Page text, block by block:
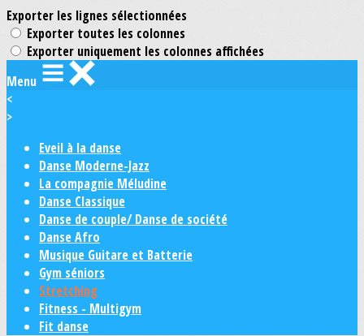
Exporter les lignes sélectionnées
Exporter toutes les colonnes
Exporter uniquement les colonnes affichées
Menu
<
>
Eveil à la danse
Danse Moderne-Jazz
La compagnie Méludine
Danse Classique
Danse de couple/ Danse de société
Danse Afro
Musique Guitare et Batterie
Gym séniors
Stretching
Fitness - Multigym
Fit danse